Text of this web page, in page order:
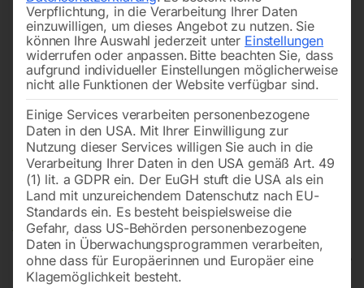
Verpflichtung, in die Verarbeitung Ihrer Daten
einzuwilligen, um dieses Angebot zu nutzen. Sie
können Ihre Auswahl jederzeit unter Einstellungen
widerrufen oder anpassen. Bitte beachten Sie, dass
aufgrund individueller Einstellungen möglicherweise
nicht alle Funktionen der Website verfügbar sind.
Einige Services verarbeiten personenbezogene
Daten in den USA. Mit Ihrer Einwilligung zur
Nutzung dieser Services willigen Sie auch in die
Verarbeitung Ihrer Daten in den USA gemäß Art. 49
(1) lit. a GDPR ein. Der EuGH stuft die USA als ein
Land mit unzureichendem Datenschutz nach EU-
Standards ein. Es besteht beispielsweise die
Gefahr, dass US-Behörden personenbezogene
Daten in Überwachungsprogrammen verarbeiten,
ohne dass für Europäerinnen und Europäer eine
Klagemöglichkeit besteht.